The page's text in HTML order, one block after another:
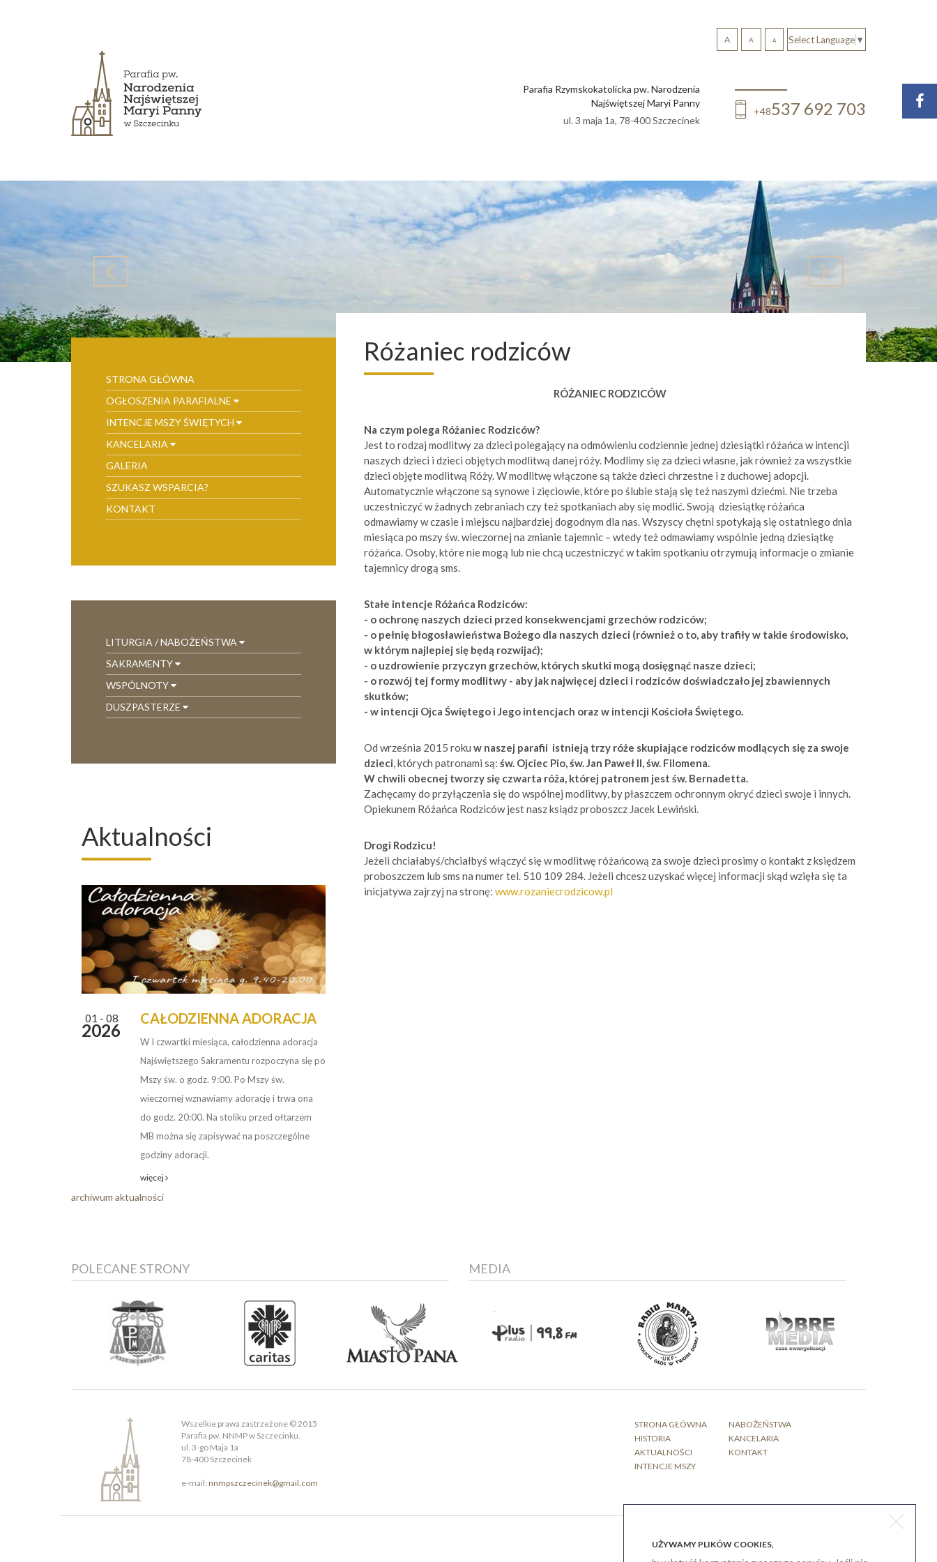
Select Language ▼
A
A
A
Parafia Rzymskokatolicka pw. Narodzenia
Najświętszej Maryi Panny
ul. 3 maja 1a, 78-400 Szczecinek
+48537 692 703
STRONA GŁÓWNA
OGŁOSZENIA PARAFIALNE
INTENCJE MSZY ŚWIĘTYCH
KANCELARIA
GALERIA
SZUKASZ WSPARCIA?
KONTAKT
LITURGIA / NABOŻEŃSTWA
SAKRAMENTY
WSPÓLNOTY
DUSZPASTERZE
Aktualności
01 - 08
2026
CAŁODZIENNA ADORACJA
W I czwartki miesiąca, całodzienna adoracja
Najświętszego Sakramentu rozpoczyna się po
Mszy św. o godz. 9:00. Po Mszy św.
wieczornej wznawiamy adorację i trwa ona
do godz. 20:00. Na stoliku przed ołtarzem
MB można się zapisywać na poszczególne
godziny adoracji.
więcej
archiwum aktualności
Różaniec rodziców
RÓŻANIEC RODZICÓW
Na czym polega Różaniec Rodziców?
Jest to rodzaj modlitwy za dzieci polegający na odmówieniu codziennie jednej dziesiątki różańca w intencji
naszych dzieci i dzieci objętych modlitwą danej róży. Modlimy się za dzieci własne, jak również za wszystkie
dzieci objęte modlitwą Róży. W modlitwę włączone są także dzieci chrzestne i z duchowej adopcji.
Automatycznie włączone są synowe i zięciowie, które po ślubie stają się też naszymi dziećmi. Nie trzeba
uczestniczyć w żadnych zebraniach czy też spotkaniach aby się modlić. Swoją dziesiątkę różańca
odmawiamy w czasie i miejscu najbardziej dogodnym dla nas. Wszyscy chętni spotykają się ostatniego dnia
miesiąca po mszy św. wieczornej na zmianie tajemnic – wtedy też odmawiamy wspólnie jedną dziesiątkę
różańca. Osoby, które nie mogą lub nie chcą uczestniczyć w takim spotkaniu otrzymują informacje o zmianie
tajemnicy drogą sms.
Stałe intencje Różańca Rodziców:
- o ochronę naszych dzieci przed konsekwencjami grzechów rodziców;
- o pełnię błogosławieństwa Bożego dla naszych dzieci (również o to, aby trafiły w takie środowisko,
w którym najlepiej się będą rozwijać);
- o uzdrowienie przyczyn grzechów, których skutki mogą dosięgnąć nasze dzieci;
- o rozwój tej formy modlitwy - aby jak najwięcej dzieci i rodziców doświadczało jej zbawiennych
skutków;
- w intencji Ojca Świętego i Jego intencjach oraz w intencji Kościoła Świętego.
Od września 2015 roku w naszej parafii istnieją trzy róże skupiające rodziców modlących się za swoje
dzieci, których patronami są: św. Ojciec Pio, św. Jan Paweł II, św. Filomena.
W chwili obecnej tworzy się czwarta róża, której patronem jest św. Bernadetta.
Zachęcamy do przyłączenia się do wspólnej modlitwy, by płaszczem ochronnym okryć dzieci swoje i innych.
Opiekunem Różańca Rodziców jest nasz ksiądz proboszcz Jacek Lewiński.
Drogi Rodzicu!
Jeżeli chciałabyś/chciałbyś włączyć się w modlitwę różańcową za swoje dzieci prosimy o kontakt z księdzem
proboszczem lub sms na numer tel. 510 109 284. Jeżeli chcesz uzyskać więcej informacji skąd wzięła się ta
inicjatywa zajrzyj na stronę: www.rozaniecrodzicow.pl
POLECANE STRONY MEDIA
Wszelkie prawa zastrzeżone © 2015
Parafia pw. NNMP w Szczecinku.
ul. 3-go Maja 1a
78-400 Szczecinek
e-mail: nnmpszczecinek@gmail.com
STRONA GŁÓWNA
NABOŻEŃSTWA
HISTORIA
KANCELARIA
AKTUALNOŚCI
KONTAKT
INTENCJE MSZY
UŻYWAMY PLIKÓW COOKIES,